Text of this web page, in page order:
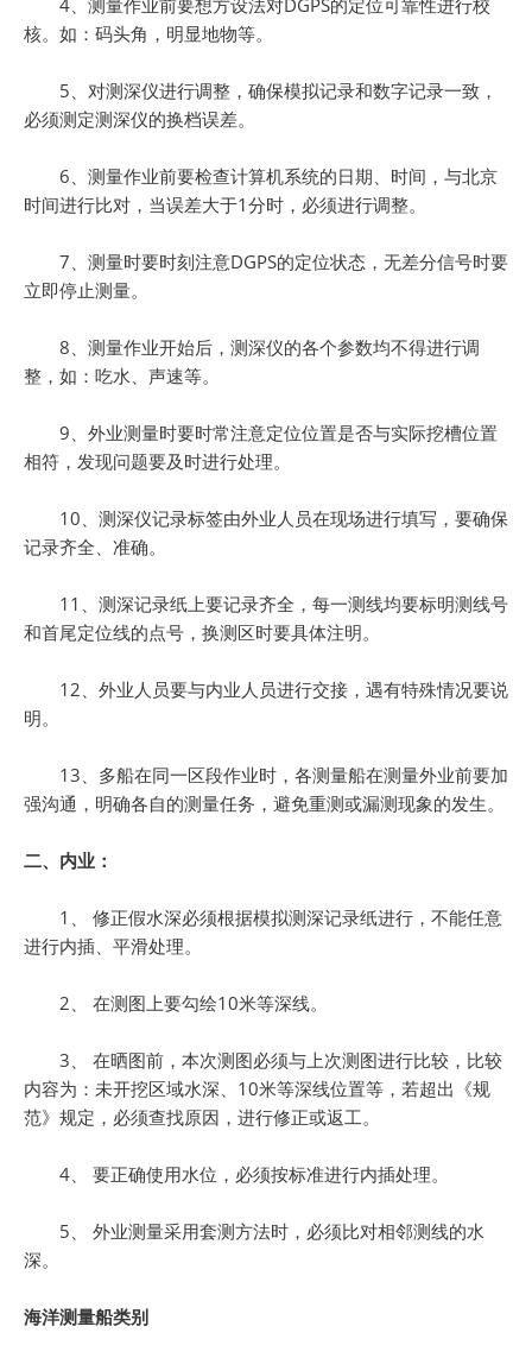
4、测量作业前要想方设法对DGPS的定位可靠性进行校
核。如：码头角，明显地物等。
5、对测深仪进行调整，确保模拟记录和数字记录一致，
必须测定测深仪的换档误差。
6、测量作业前要检查计算机系统的日期、时间，与北京
时间进行比对，当误差大于1分时，必须进行调整。
7、测量时要时刻注意DGPS的定位状态，无差分信号时要
立即停止测量。
8、测量作业开始后，测深仪的各个参数均不得进行调
整，如：吃水、声速等。
9、外业测量时要时常注意定位位置是否与实际挖槽位置
相符，发现问题要及时进行处理。
10、测深仪记录标签由外业人员在现场进行填写，要确保
记录齐全、准确。
11、测深记录纸上要记录齐全，每一测线均要标明测线号
和首尾定位线的点号，换测区时要具体注明。
12、外业人员要与内业人员进行交接，遇有特殊情况要说
明。
13、多船在同一区段作业时，各测量船在测量外业前要加
强沟通，明确各自的测量任务，避免重测或漏测现象的发生。
二、内业：
1、 修正假水深必须根据模拟测深记录纸进行，不能任意
进行内插、平滑处理。
2、 在测图上要勾绘10米等深线。
3、 在晒图前，本次测图必须与上次测图进行比较，比较
内容为：未开挖区域水深、10米等深线位置等，若超出《规
范》规定，必须查找原因，进行修正或返工。
4、 要正确使用水位，必须按标准进行内插处理。
5、 外业测量采用套测方法时，必须比对相邻测线的水
深。
海洋测量船类别